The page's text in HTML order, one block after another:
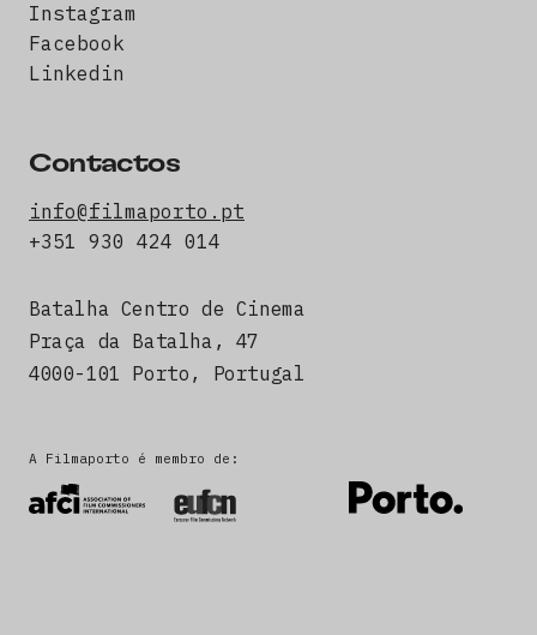
Instagram
Facebook
Linkedin
Contactos
info@filmaporto.pt
+351 930 424 014
Batalha Centro de Cinema
Praça da Batalha, 47
4000-101 Porto, Portugal
A Filmaporto é membro de: